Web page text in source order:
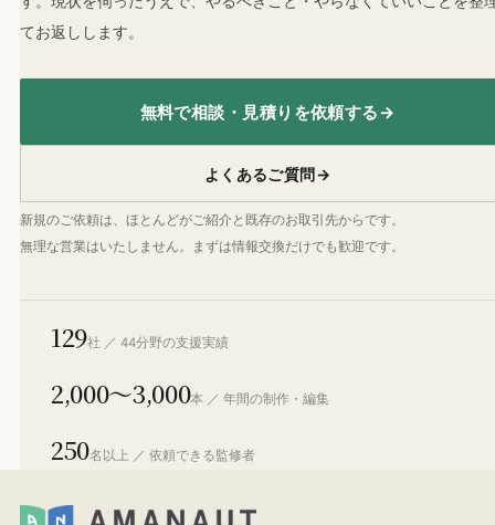
てお返しします。
無料で相談・見積りを依頼する→
よくあるご質問→
新規のご依頼は、ほとんどがご紹介と既存のお取引先からです。
無理な営業はいたしません。まずは情報交換だけでも歓迎です。
129社 ／ 44分野の支援実績
2,000〜3,000本 ／ 年間の制作・編集
250名以上 ／ 依頼できる監修者